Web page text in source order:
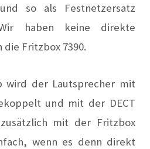
so als Festnetzersatz
haben keine direkte
Fritzbox 7390.
wird der Lautsprecher mit
und mit der DECT
mit der Fritzbox
wenn es denn direkt